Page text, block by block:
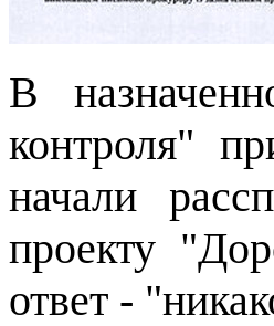
В
контроля"
начали
проекту
ответ -